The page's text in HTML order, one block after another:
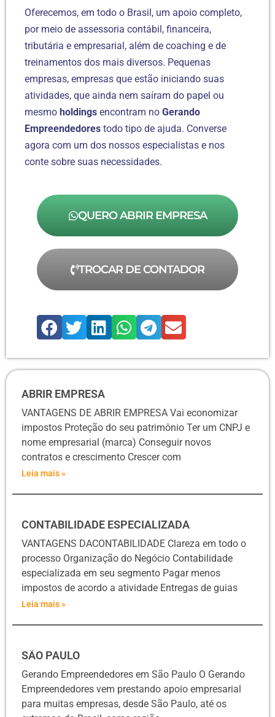
Oferecemos, em todo o Brasil, um apoio completo,
por meio de assessoria contábil, financeira,
tributária e empresarial, além de coaching e de
treinamentos dos mais diversos. Pequenas
empresas, empresas que estão iniciando suas
atividades, que ainda nem saíram do papel ou
mesmo holdings encontram no Gerando
Empreendedores todo tipo de ajuda. Converse
agora com um dos nossos especialistas e nos
conte sobre suas necessidades.
QUERO ABRIR EMPRESA
TROCAR DE CONTADOR
ABRIR EMPRESA
VANTAGENS DE ABRIR EMPRESA Vai economizar
impostos Proteção do seu patrimônio Ter um CNPJ e
nome empresarial (marca) Conseguir novos
contratos e crescimento Crescer com
Leia mais »
CONTABILIDADE ESPECIALIZADA
VANTAGENS DACONTABILIDADE Clareza em todo o
processo Organização do Negócio Contabilidade
especializada em seu segmento Pagar menos
impostos de acordo a atividade Entregas de guias
Leia mais »
SÃO PAULO
Gerando Empreendedores em São Paulo O Gerando
Empreendedores vem prestando apoio empresarial
para muitas empresas, desde São Paulo, até os